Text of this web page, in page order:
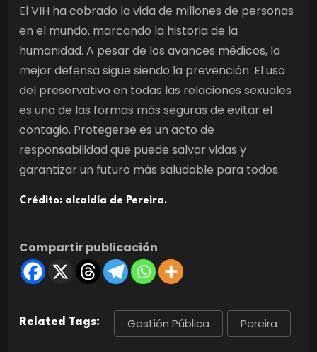
El VIH ha cobrado la vida de millones de personas
en el mundo, marcando la historia de la
humanidad. A pesar de los avances médicos, la
mejor defensa sigue siendo la prevención. El uso
del preservativo en todas las relaciones sexuales
es una de las formas más seguras de evitar el
contagio. Protegerse es un acto de
responsabilidad que puede salvar vidas y
garantizar un futuro más saludable para todos.
Crédito: alcaldía de Pereira.
Compartir publicación
Related Tags: Gestión Pública Pereira